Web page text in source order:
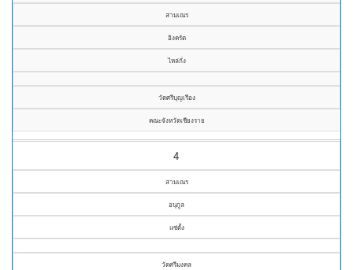
สามเณร
อิงครัต
ไหล่กั่ง
วัดศรีบุญเรือง
คณะจังหวัดเชียงราย
4
สามเณร
อนุกูล
แซ่ตั้ง
วัดศรีมงคล